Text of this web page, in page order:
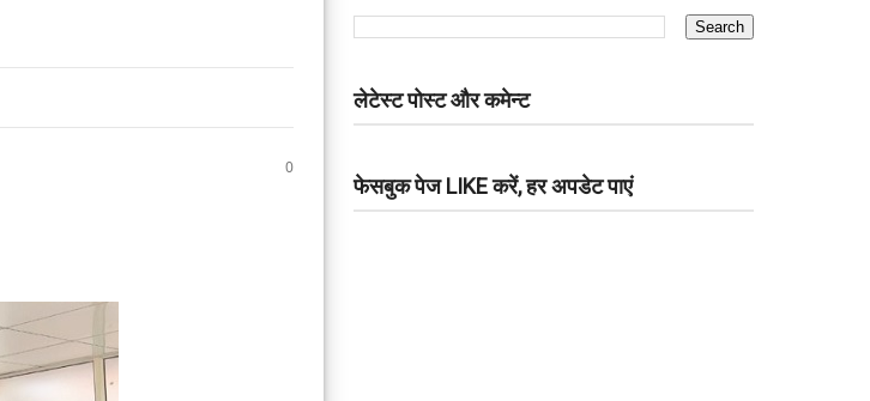
0
लेटेस्ट पोस्ट और कमेन्ट
फेसबुक पेज LIKE करें, हर अपडेट पाएं